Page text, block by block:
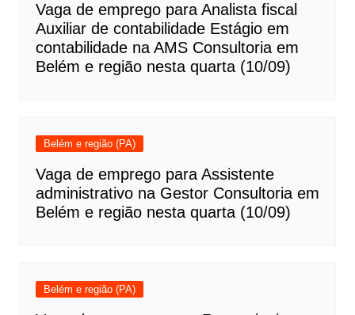
Vaga de emprego para Analista fiscal
Auxiliar de contabilidade Estágio em
contabilidade na AMS Consultoria em
Belém e região nesta quarta (10/09)
Belém e região (PA)
Vaga de emprego para Assistente
administrativo na Gestor Consultoria em
Belém e região nesta quarta (10/09)
Belém e região (PA)